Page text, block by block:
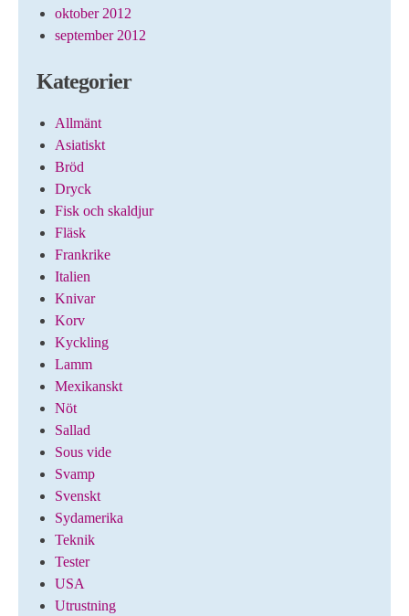
oktober 2012
september 2012
Kategorier
Allmänt
Asiatiskt
Bröd
Dryck
Fisk och skaldjur
Fläsk
Frankrike
Italien
Knivar
Korv
Kyckling
Lamm
Mexikanskt
Nöt
Sallad
Sous vide
Svamp
Svenskt
Sydamerika
Teknik
Tester
USA
Utrustning